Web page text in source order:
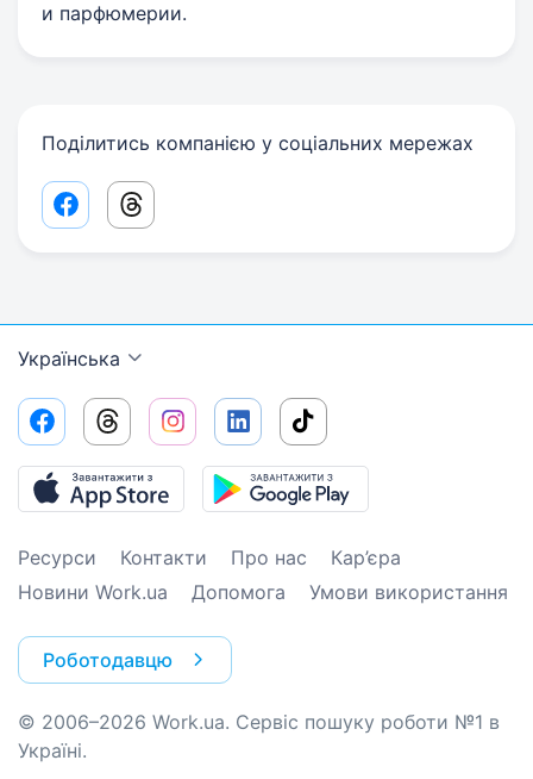
и парфюмерии.
Поділитись компанією у соціальних мережах
Facebook share link
Threads share link
Українська
Ресурси Контакти Про нас
Кар’єра
Новини Work.ua
Допомога Умови використання
Роботодавцю
© 2006–2026 Work.ua. Сервіс пошуку роботи №1 в
Україні.